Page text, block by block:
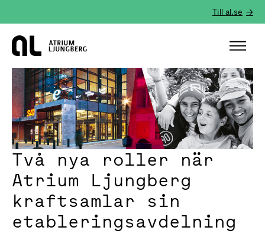
Till al.se
Hem
Två nya roller när
Atrium Ljungberg
kraftsamlar sin
etableringsavdelning